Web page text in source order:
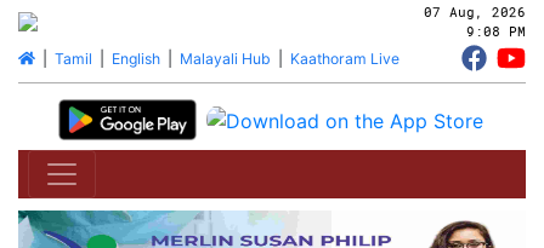
07 Aug, 2026
9:08 PM
| Tamil English| Malayali Hub Kaathoram Live